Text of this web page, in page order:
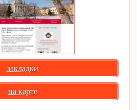
закладки
на карте